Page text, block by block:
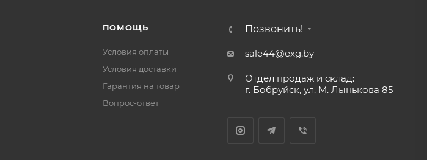
ПОМОЩЬ
Условия оплаты
Условия доставки
Гарантия на товар
Вопрос-ответ
Позвонить!
sale44@exg.by
Отдел продаж и склад:
г. Бобруйск, ул. М. Лынькова 85